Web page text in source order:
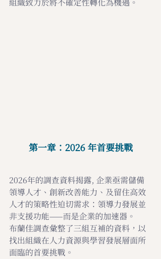
組織致力於將不確定性轉化為機遇。
第一章：2026 年首要挑戰
2026年的調查資料揭露, 企業亟需儲備
領導人才、創新改善能力、及留住高效
人才的策略性迫切需求：領導力發展並
非支援功能——而是企業的加速器。
布蘭佳調查彙整了三組互補的資料，以
找出組織在人力資源與學習發展層面所
面臨的首要挑戰。